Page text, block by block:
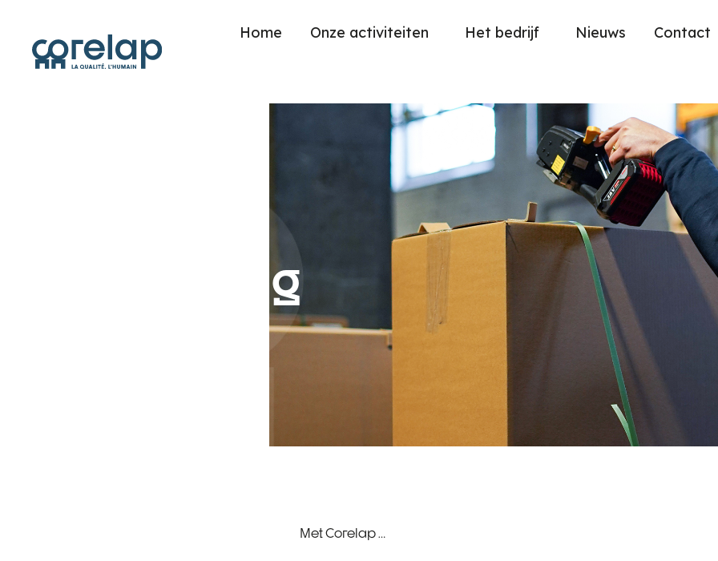
Home Onze activiteiten Het bedrijf Nieuws Contact
uitbesteding
Met Corelap …